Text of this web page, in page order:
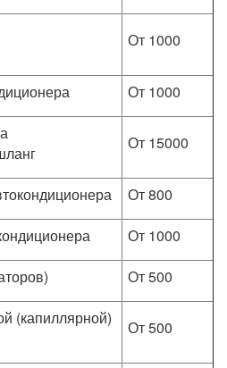
От 1000
От 1000
От 15000
От 800
От 1000
От 500
(капиллярной)
От 500